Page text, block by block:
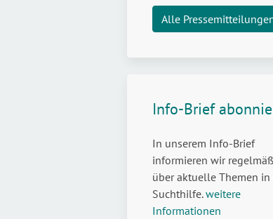
für
den
mit
Preisübergabe in
Landeshauptstadt
Alle
Info-Brief
In unserem Info-Brief
informieren wir
über aktuelle Themen in
Suchthilfe.weitere
Informationen